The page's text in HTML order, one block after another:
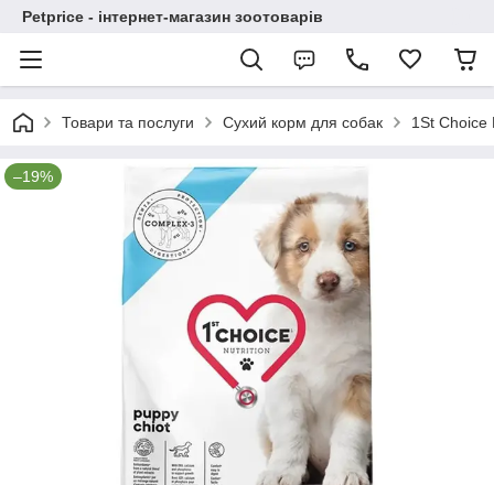
Petprice - інтернет-магазин зоотоварів
Товари та послуги Сухий корм для собак 1St Choice
–19%